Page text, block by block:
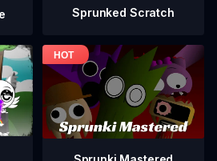
Sprunked Scratch